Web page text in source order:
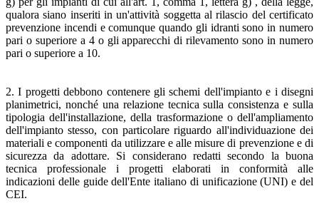
qualora siano inseriti in un'attività soggetta al rilascio del certificato
prevenzione incendi e comunque quando gli idranti sono in numero
pari o superiore a 4 o gli apparecchi di rilevamento sono in numero
pari o superiore a 10.
2. I progetti debbono contenere gli schemi dell'impianto e i disegni
planimetrici, nonché una relazione tecnica sulla consistenza e sulla
tipologia dell'installazione, della trasformazione o dell'ampliamento
dell'impianto stesso, con particolare riguardo all'individuazione dei
materiali e componenti da utilizzare e alle misure di prevenzione e di
sicurezza da adottare. Si considerano redatti secondo la buona
tecnica professionale i progetti elaborati in conformità alle
indicazioni delle guide dell'Ente italiano di unificazione (UNI) e del
CEI.